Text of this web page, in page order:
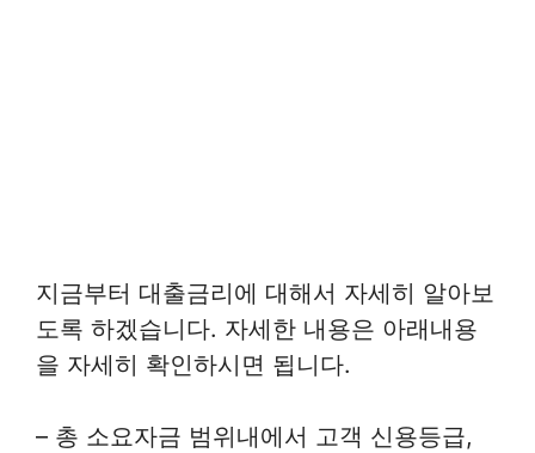
지금부터 대출금리에 대해서 자세히 알아보
도록 하겠습니다. 자세한 내용은 아래내용
을 자세히 확인하시면 됩니다.
– 총 소요자금 범위내에서 고객 신용등급,